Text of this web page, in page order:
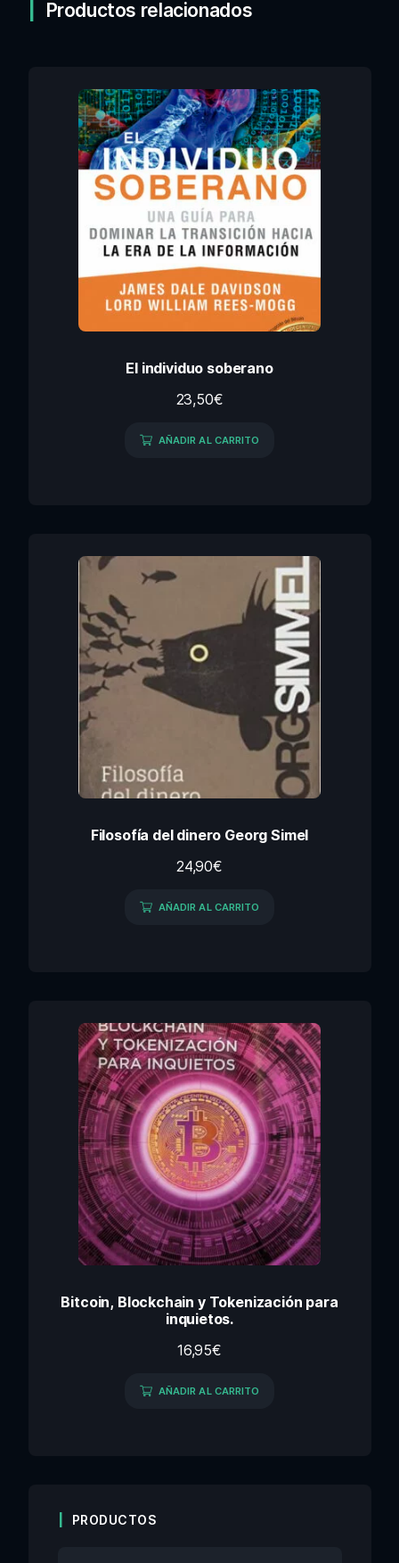
Productos relacionados
El individuo soberano
23,50€
AÑADIR AL CARRITO
Filosofía del dinero Georg Simel
24,90€
AÑADIR AL CARRITO
Bitcoin, Blockchain y Tokenización para
inquietos.
16,95€
AÑADIR AL CARRITO
PRODUCTOS